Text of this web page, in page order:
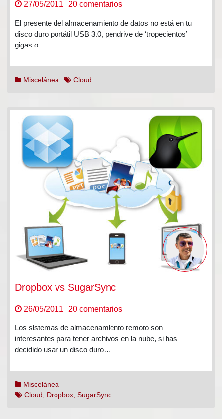
27/05/2011 20 comentariosen
duro
virtual
El presente del almacenamiento de datos no está en tu
disco duro portátil USB 3.0, pendrive de ‘tropecientos’
gigas o…
Miscelánea Cloud
Dropbox vs SugarSync
26/05/2011 20 comentariosen
vs
SugarSync
Los sistemas de almacenamiento remoto son
interesantes para tener archivos en la nube, si has
decidido usar un disco duro…
Miscelánea
Cloud, Dropbox, SugarSync